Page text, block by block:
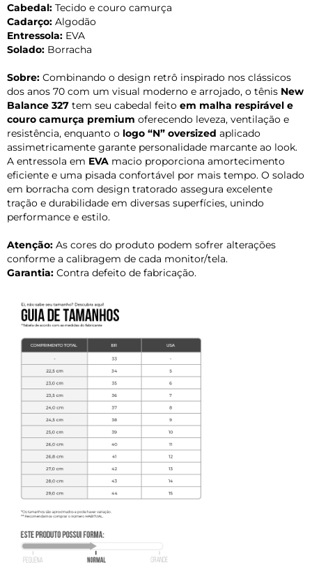
Cabedal: Tecido e couro camurça
Cadarço: Algodão
Entressola: EVA
Solado: Borracha
Sobre: Combinando o design retrô inspirado nos clássicos
dos anos 70 com um visual moderno e arrojado, o tênis New
Balance 327 tem seu cabedal feito em malha respirável e
couro camurça premium oferecendo leveza, ventilação e
resistência, enquanto o logo “N” oversized aplicado
assimetricamente garante personalidade marcante ao look.
A entressola em EVA macio proporciona amortecimento
eficiente e uma pisada confortável por mais tempo. O solado
em borracha com design tratorado assegura excelente
tração e durabilidade em diversas superfícies, unindo
performance e estilo.
Atenção: As cores do produto podem sofrer alterações
conforme a calibragem de cada monitor/tela.
Garantia: Contra defeito de fabricação.